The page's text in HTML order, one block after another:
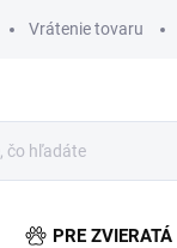
Vrátenie tovaru
PRE ZVIERATÁ